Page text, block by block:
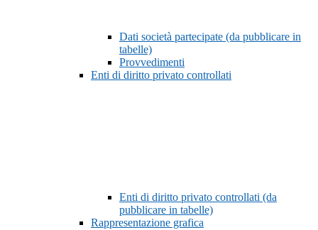
Dati società partecipate (da pubblicare in
tabelle)
Provvedimenti
Enti di diritto privato controllati
Enti di diritto privato controllati (da
pubblicare in tabelle)
Rappresentazione grafica